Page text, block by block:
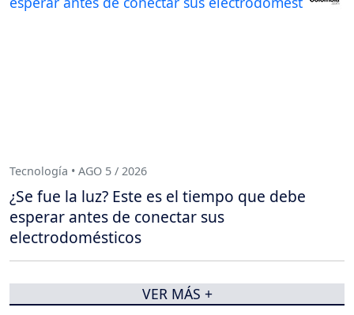
Tecnología • AGO 5 / 2026
¿Se fue la luz? Este es el tiempo que debe
esperar antes de conectar sus
electrodomésticos
VER MÁS +